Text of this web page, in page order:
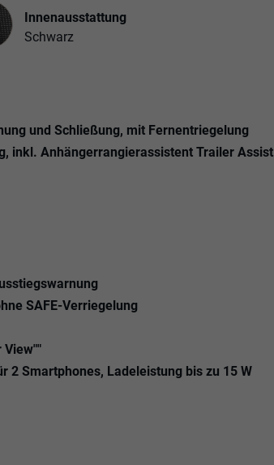
Innenausstattung
Schwarz
und Schließung, mit Fernentriegelung
inkl. Anhängerrangierassistent Trailer Assist
SAFE-Verriegelung
View""
Smartphones, Ladeleistung bis zu 15 W